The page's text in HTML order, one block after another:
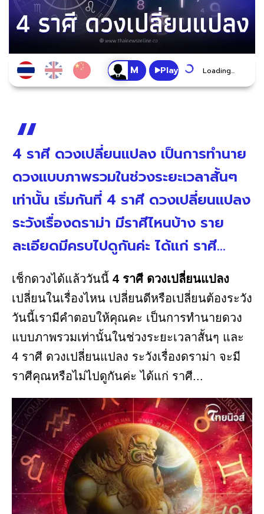
Play Loading...
4 ราศี ดวงเปลี่ยนแปลง เป็นการทำนาย
ดวงแบบภาพรวมในช่วงระยะเวลาสั้นๆ
เท่านั้น เริ่มกันที่ 4 ราศี ดวงเปลี่ยนแปลง
ระวังเรื่องดราม่า มีราศีไหนบ้าง ราย
ละเอียดมีครบไปดูกันค่ะ ได้แก่ ราศี...
เช็กดวงได้แล้ววันนี้ 4 ราศี ดวงเปลี่ยนแปลง
เปลี่ยนในเรื่องไหน เปลี่ยนดีหรือเปลี่ยนต้องระวัง
วันนี้เรามีคำตอบให้คุณคะ เป็นการทำนายดวง
แบบภาพรวมเท่านั้นในช่วงระยะเวลาสั้นๆ และ
4 ราศี ดวงเปลี่ยนแปลง ระวังเรื่องดราม่า จะมี
ราศีคุณหรือไม่ไปดูกันค่ะ ได้แก่ ราศี...